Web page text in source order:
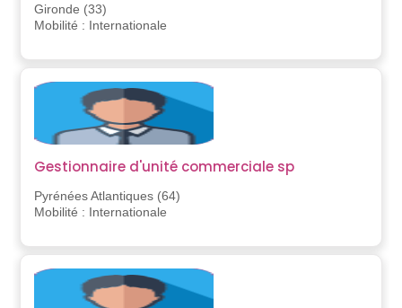
Gironde (33)
Mobilité : Internationale
Gestionnaire d'unité commerciale sp
Pyrénées Atlantiques (64)
Mobilité : Internationale